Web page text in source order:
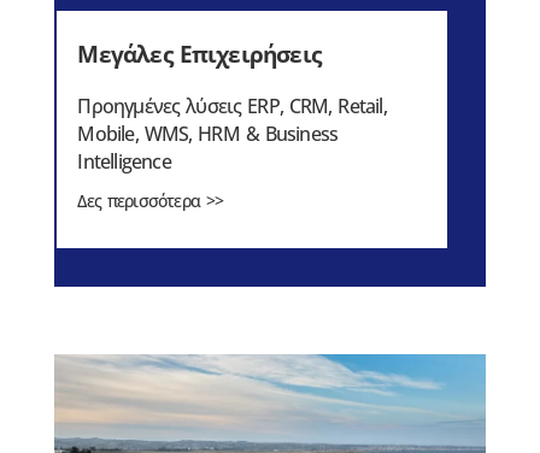
Μεγάλες Επιχειρήσεις
Προηγμένες λύσεις ERP, CRM, Retail,
Mobile, WMS, HRM & Business
Intelligence
Δες περισσότερα >>